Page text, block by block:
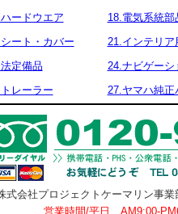
ードウエア
18.電気系統部
ート・カバー
21.インテリア
定備品
24.ナビゲーシ
レーラー
27.ヤマハ純正
式会社プロジェクトケーマリン事
営業時間/平日 AM9:00-